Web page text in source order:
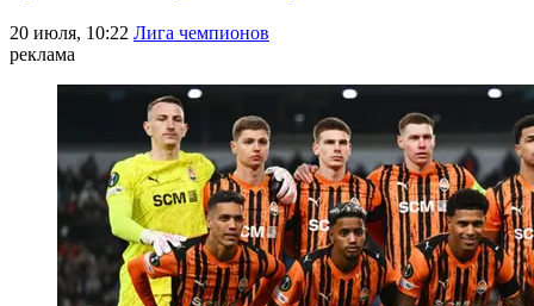
20 июля, 10:22 Лига чемпионов
реклама